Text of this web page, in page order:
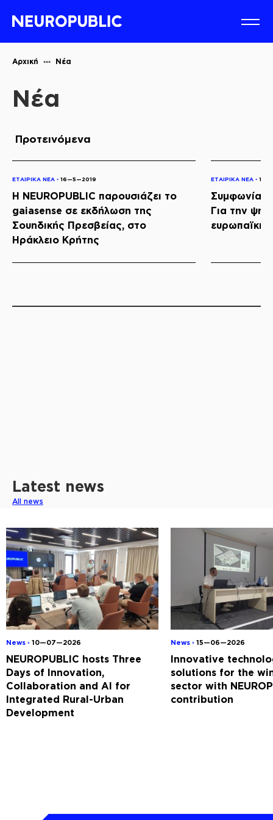
Αρχική Νέα
Νέα
Προτεινόμενα
ΕΤΑΙΡΙΚΑ ΝΕΑ ◦ 16—5—2019
Η NEUROPUBLIC παρουσιάζει το
gaiasense σε εκδήλωση της
Σουηδικής Πρεσβείας, στο
Ηράκλειο Κρήτης
ΕΤΑΙΡΙΚΑ ΝΕΑ ◦
Συμφωνία
Για την
Latest news
All news
News ◦ 10—07—2026
NEUROPUBLIC hosts Three
Days of Innovation,
Collaboration and AI for
Integrated Rural-Urban
Development
News ◦ 15—06—2026
Innovative
solutions for the
sector with
contribution